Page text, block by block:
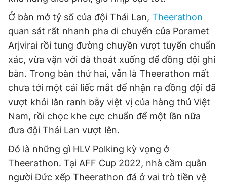
Ở bàn mở tỷ số của đội Thái Lan, Theerathon
quan sát rất nhanh pha di chuyển của Poramet
Arjvirai rồi tung đường chuyền vượt tuyến chuẩn
xác, vừa vặn với đà thoát xuống để đồng đội ghi
bàn. Trong bàn thứ hai, vẫn là Theerathon mất
chưa tới một cái liếc mắt để nhận ra đồng đội đã
vượt khỏi lằn ranh bẫy việt vị của hàng thủ Việt
Nam, rồi chọc khe cực chuẩn để một lần nữa
đưa đội Thái Lan vượt lên.
Đó là những gì HLV Polking kỳ vọng ở
Theerathon. Tại AFF Cup 2022, nhà cầm quân
người Đức xếp Theerathon đá ở vai trò tiền vệ